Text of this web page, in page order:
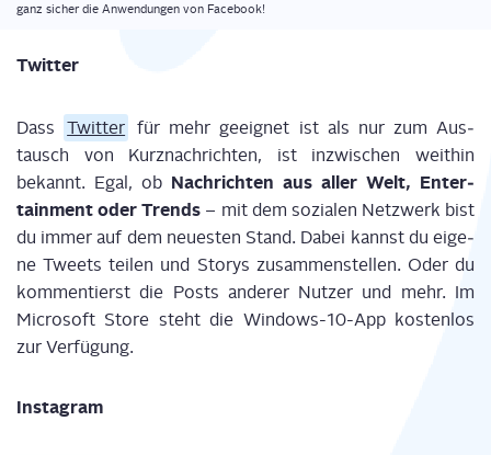
ganz sicher die Anwen­dun­gen von Facebook!
Twit­ter
Dass Twit­ter für mehr geeig­net ist als nur zum Aus­
tausch von Kurz­nach­rich­ten, ist inzwi­schen weit­hin
bekannt. Egal, ob Nach­rich­ten aus aller Welt, Enter­
tain­ment oder Trends – mit dem sozia­len Netz­werk bist
du immer auf dem neu­es­ten Stand. Dabei kannst du eige­
ne Tweets tei­len und Sto­rys zusam­men­stel­len. Oder du
kom­men­tierst die Posts ande­rer Nut­zer und mehr. Im
Micro­soft Store steht die Win­dows-10-App kos­ten­los
zur Verfügung.
Insta­gram